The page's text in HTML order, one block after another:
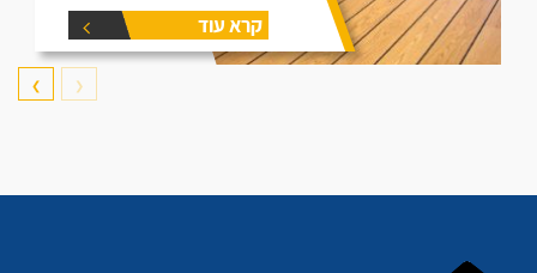
קרא עוד
❮
❯